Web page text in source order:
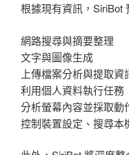
根據現有資訊，SiriBot
網路搜尋與摘要整理
文字與圖像生成
上傳檔案分析與提取資
利用個人資料執行任務
分析螢幕內容並採取動
控制裝置設定、搜尋本